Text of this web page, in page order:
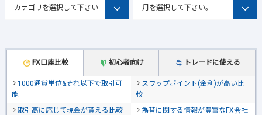
FX口座比較 初心者向け トレードに使える
1000通貨単位&それ以下で取引可
能
スワップポイント(金利)が高い比
較
取引高に応じて現金が貰える比較
為替に関する情報が豊富なFX会社